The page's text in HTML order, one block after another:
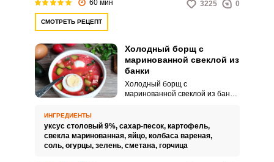
60 мин 3225 0
СМОТРЕТЬ РЕЦЕПТ
Холодный борщ с
маринованной свеклой из
банки
Холодный борщ с
маринованной свеклой из банки
максимально простое первое
блюд.
ИНГРЕДИЕНТЫ
уксус столовый 9%, сахар-песок, картофель,
свекла маринованная, яйцо, колбаса вареная,
соль, огурцы, зелень, сметана, горчица